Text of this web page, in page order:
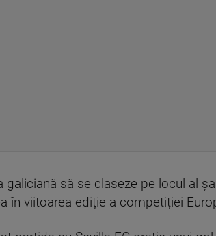
să se claseze pe locul al
în viitoarea ediție a competiției